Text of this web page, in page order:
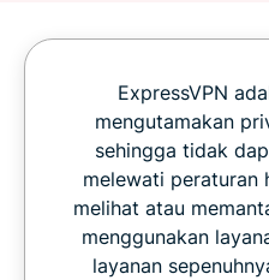
ExpressVPN
mengutamakan
sehingga tidak
melewati peraturan
melihat atau
menggunakan
layanan